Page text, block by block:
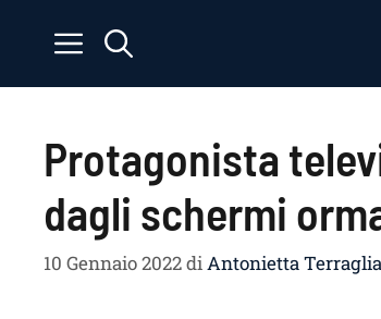
contenuto
Protagonista
dagli schermi
10 Gennaio 2022di Antonietta Terraglia